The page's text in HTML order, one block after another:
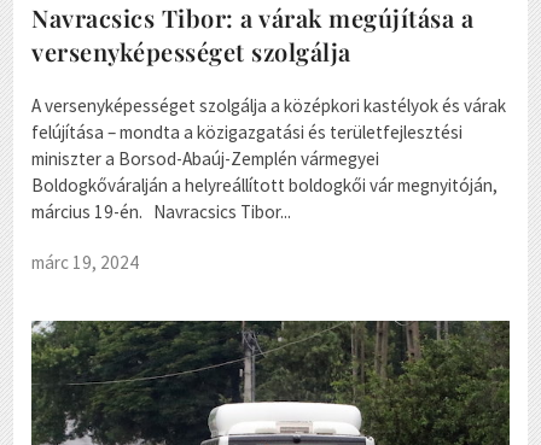
Navracsics Tibor: a várak megújítása a
versenyképességet szolgálja
A versenyképességet szolgálja a középkori kastélyok és várak
felújítása – mondta a közigazgatási és területfejlesztési
miniszter a Borsod-Abaúj-Zemplén vármegyei
Boldogkőváralján a helyreállított boldogkői vár megnyitóján,
március 19-én. Navracsics Tibor...
márc 19, 2024